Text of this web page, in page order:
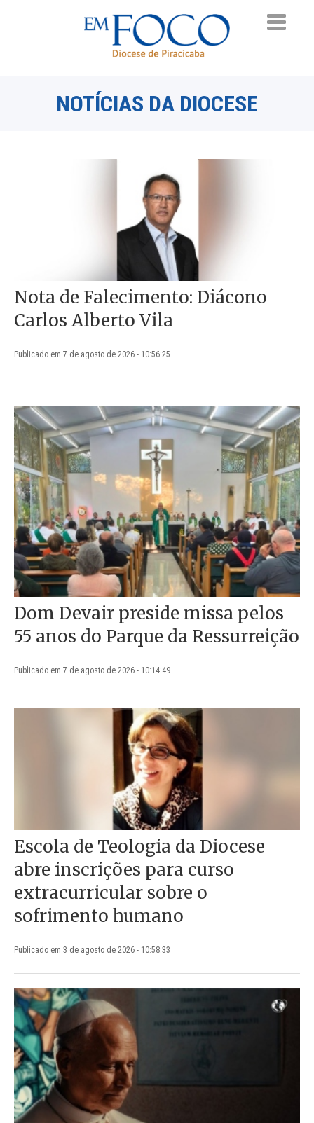
NOTÍCIAS DA DIOCESE
Nota de Falecimento: Diácono
Carlos Alberto Vila
Publicado em 7 de agosto de 2026 - 10:56:25
Dom Devair preside missa pelos
55 anos do Parque da Ressurreição
Publicado em 7 de agosto de 2026 - 10:14:49
Escola de Teologia da Diocese
abre inscrições para curso
extracurricular sobre o
sofrimento humano
Publicado em 3 de agosto de 2026 - 10:58:33